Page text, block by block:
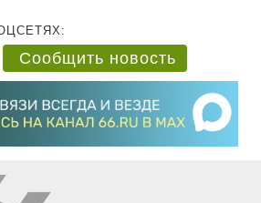
Сообщить новость